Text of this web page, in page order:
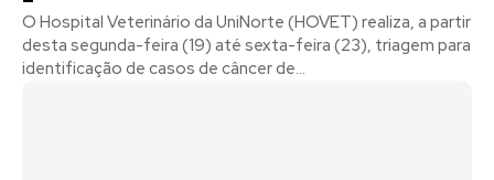
O Hospital Veterinário da UniNorte (HOVET) realiza, a partir
desta segunda-feira (19) até sexta-feira (23), triagem para
identificação de casos de câncer de...